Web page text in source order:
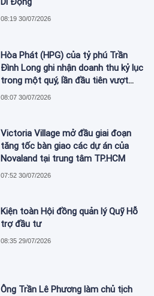
08:19 30/07/2026
Hòa Phát (HPG) của tỷ phú Trần
Đình Long ghi nhận doanh thu kỷ lục
trong một quý, lần đầu tiên vượt
mức 2 tỷ USD
08:07 30/07/2026
Victoria Village mở đầu giai đoạn
tăng tốc bàn giao các dự án của
Novaland tại trung tâm TP.HCM
07:52 30/07/2026
Kiện toàn Hội đồng quản lý Quỹ Hỗ
trợ đầu tư
08:35 29/07/2026
Ông Trần Lê Phương làm chủ tịch